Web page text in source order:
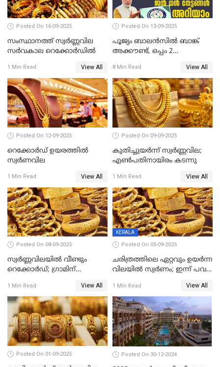
Posted On 16-09-2025
സംസ്ഥാനത്ത് സ്വര്‍ണ്ണവില
സർവകാല റെക്കോർഡിൽ
1 Min Read View All
Posted On 13-09-2025
പൂജ്യം ബാലൻസിൽ ബാങ്ക്
അക്കൗണ്ട്, ഒപ്പം 2
ജൻ ധൻ നേട്ടങ്ങൾ അറിയാം
8 Min Read View All
Posted On 12-09-2025
റെക്കോര്‍ഡ് ഉയരത്തിൽ
സ്വര്‍ണവില
1 Min Read View All
Posted On 09-09-2025
കുതിച്ചുയർന്ന് സ്വർണ്ണവില;
എണ്‍പതിനായിരം കടന്നു
1 Min Read View All
Posted On 08-09-2025
സ്വർണ്ണവിലയിൽ വീണ്ടും
റെക്കോർഡ്; ഗ്രാമിന്
രൂപ മാത്രം കുറവ്
1 Min Read View All
KERALA
Posted On 05-09-2025
ചരിത്രത്തിലെ ഏറ്റവും ഉയർന്ന
വിലയിൽ സ്വർണം; ഇന്ന് പവന്
1 Min Read View All
Posted On 01-09-2025 Posted On 30-12-2024